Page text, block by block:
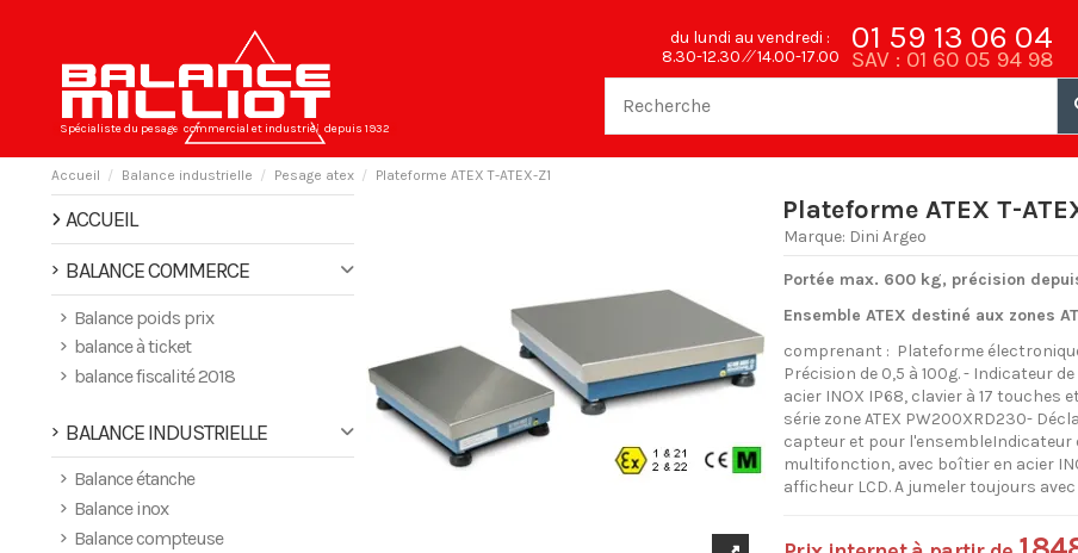
Spécialiste du pesage commercial et industriel depuis 1932
01 59 13 06 04
SAV : 01 60 05 94 98
du lundi au vendredi :
8.30-12.30 ⁄⁄ 14.00-17.00
Accueil Balance industrielle Pesage atex Plateforme ATEX T-ATEX-Z1
Plateforme ATEX T-
Marque: Dini Argeo
Portée max. 600 kg, précision
Ensemble ATEX destiné aux zones
comprenant : Plateforme
Précision de 0,5 à 100g. - Indicateur
acier INOX IP68, clavier à 17 touches
série zone ATEX PW200XRD230-
capteur et pour l'ensembleIndicateur
multifonction, avec boîtier en acier
afficheur LCD. A jumeler toujours
ACCUEIL
BALANCE COMMERCE
Balance poids prix
balance à ticket
balance fiscalité 2018
BALANCE INDUSTRIELLE
Balance étanche
Balance inox
Balance compteuse